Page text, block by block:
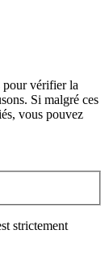
pour vérifier la
Si malgré ces
vous pouvez
strictement